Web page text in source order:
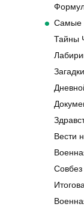
Самые
Тайны
Вести
Совбез